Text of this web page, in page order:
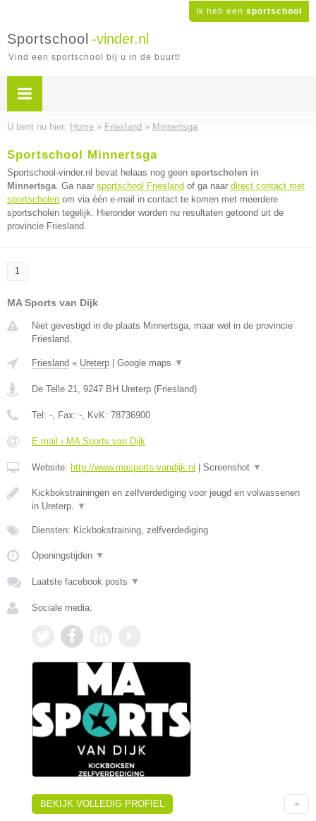
Ik heb een sportschool
Sportschool -vinder.nl
Vind een sportschool bij u in de buurt!
U bent nu hier: Home » Friesland » Minnertsga
Sportschool Minnertsga
Sportschool-vinder.nl bevat helaas nog geen sportscholen in
Minnertsga. Ga naar sportschool Friesland of ga naar direct contact met
sportscholen om via één e-mail in contact te komen met meerdere
sportscholen tegelijk. Hieronder worden nu resultaten getoond uit de
provincie Friesland.
1
MA Sports van Dijk
Niet gevestigd in de plaats Minnertsga, maar wel in de provincie
Friesland.
Friesland » Ureterp Google maps ▼
De Telle 21, 9247 BH Ureterp (Friesland)
Tel: -, Fax: -, KvK: 78736900
E-mail › MA Sports van Dijk
Website: http://www.masports-vandijk.nl Screenshot ▼
Kickbokstrainingen en zelfverdediging voor jeugd en volwassenen
in Ureterp. ▼
Diensten: Kickbokstraining, zelfverdediging
Openingstijden ▼
Laatste facebook posts ▼
Sociale media:
BEKIJK VOLLEDIG PROFIEL